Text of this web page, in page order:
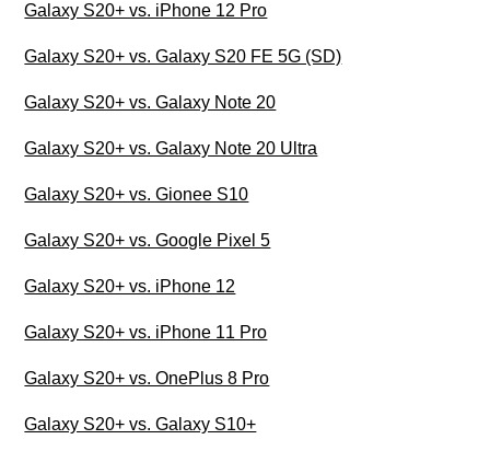
Galaxy S20+ vs. iPhone 12 Pro
Galaxy S20+ vs. Galaxy S20 FE 5G (SD)
Galaxy S20+ vs. Galaxy Note 20
Galaxy S20+ vs. Galaxy Note 20 Ultra
Galaxy S20+ vs. Gionee S10
Galaxy S20+ vs. Google Pixel 5
Galaxy S20+ vs. iPhone 12
Galaxy S20+ vs. iPhone 11 Pro
Galaxy S20+ vs. OnePlus 8 Pro
Galaxy S20+ vs. Galaxy S10+